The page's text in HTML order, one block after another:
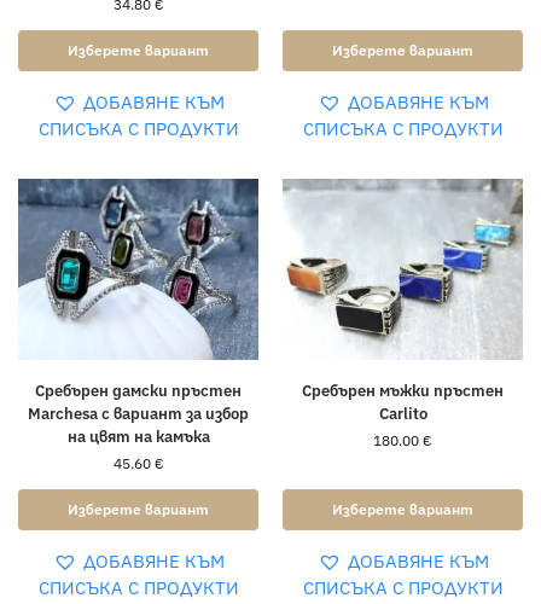
34.80 €
Изберете вариант
ДОБАВЯНЕ КЪМ
СПИСЪКА С ПРОДУКТИ
Изберете вариант
ДОБАВЯНЕ КЪМ
СПИСЪКА С ПРОДУКТИ
Сребърен дамски пръстен
Marchesa с вариант за избор
на цвят на камъка
45.60 €
Изберете вариант
ДОБАВЯНЕ КЪМ
СПИСЪКА С ПРОДУКТИ
Сребърен мъжки пръстен
Carlito
180.00 €
Изберете вариант
ДОБАВЯНЕ КЪМ
СПИСЪКА С ПРОДУКТИ